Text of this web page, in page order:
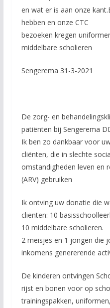
en wat er is aan onze
hebben en onze CTC
bezoeken kregen
middelbare scholieren
Sengerema 31-3-2021
De zorg- en
patiënten bij Sengerema
Ik ben zo dankbaar voor
cliënten, die in slechte
omstandigheden leven en
(ARV) gebruiken
Ik ontving uw donatie die
clienten: 10
10 middelbare scholieren.
2 meisjes en 1 jongen die
inkomens genererende
De kinderen ontvingen
rijst en bonen voor op
trainingspakken,